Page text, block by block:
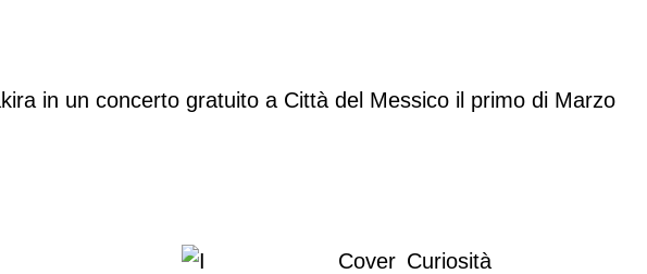
Cover Curiosità